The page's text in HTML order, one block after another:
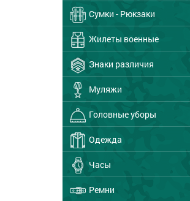
Сумки - Рюкзаки
Жилеты военные
Знаки различия
Муляжи
Головные уборы
Одежда
Часы
Ремни